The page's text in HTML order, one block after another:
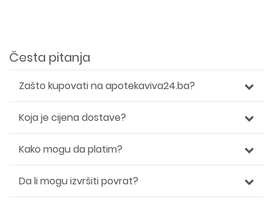
Česta pitanja
Zašto kupovati na apotekaviva24.ba?
Koja je cijena dostave?
Kako mogu da platim?
Da li mogu izvršiti povrat?